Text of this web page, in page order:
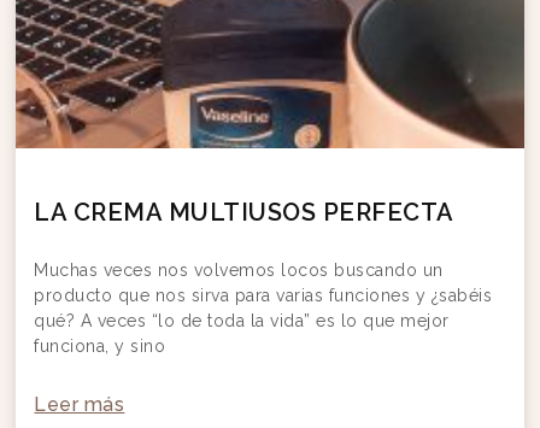
LA CREMA MULTIUSOS PERFECTA
Muchas veces nos volvemos locos buscando un
producto que nos sirva para varias funciones y ¿sabéis
qué? A veces “lo de toda la vida” es lo que mejor
funciona, y sino
Leer más